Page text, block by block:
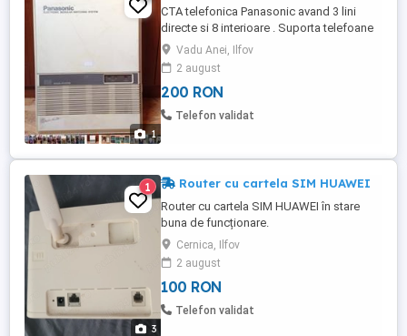
1
CTA telefonica Panasonic avand 3 lini
directe si 8 interioare . Suporta telefoane
hibride aparate telefax , cordless etc.
Garantie 12 luni.
Vadu Anei, Ilfov
2 august
200 RON
Telefon validat
3
1 Router cu cartela SIM HUAWEI
Router cu cartela SIM HUAWEI în stare
buna de funcționare.
Cernica, Ilfov
2 august
100 RON
Telefon validat